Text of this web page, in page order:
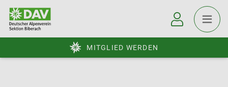
MITGLIED WERDEN